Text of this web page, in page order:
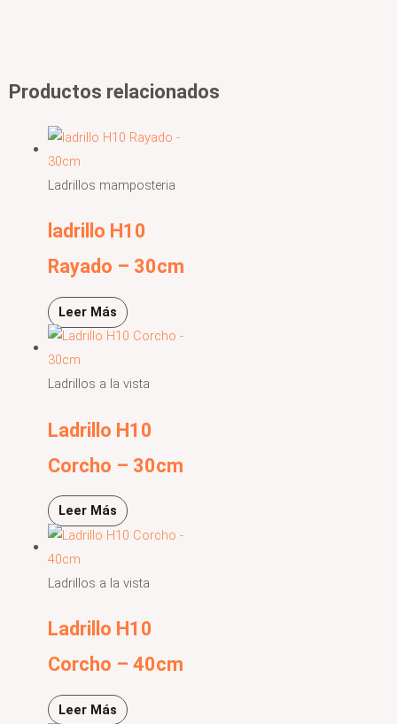
Productos relacionados
Ladrillos mamposteria
ladrillo H10
Rayado – 30cm
Leer Más
Ladrillos a la vista
Ladrillo H10
Corcho – 30cm
Leer Más
Ladrillos a la vista
Ladrillo H10
Corcho – 40cm
Leer Más